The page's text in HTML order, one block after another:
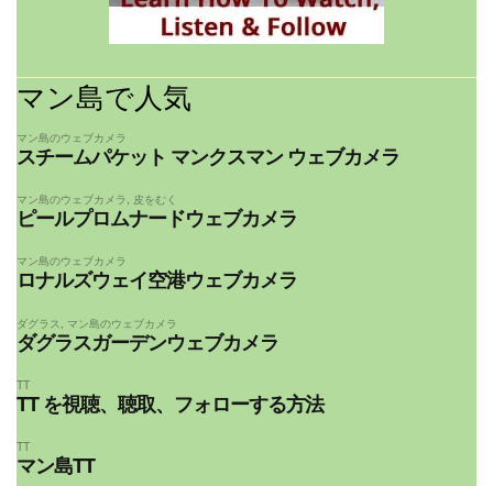
マン島で人気
マン島のウェブカメラ
スチームパケット マンクスマン ウェブカメラ
マン島のウェブカメラ , 皮をむく
ピールプロムナードウェブカメラ
マン島のウェブカメラ
ロナルズウェイ空港ウェブカメラ
ダグラス マン島のウェブカメラ
ダグラスガーデンウェブカメラ
TT
TT を視聴、聴取、フォローする方法
TT
マン島TT